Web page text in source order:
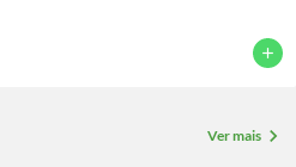
add
Ver mais chevron_right